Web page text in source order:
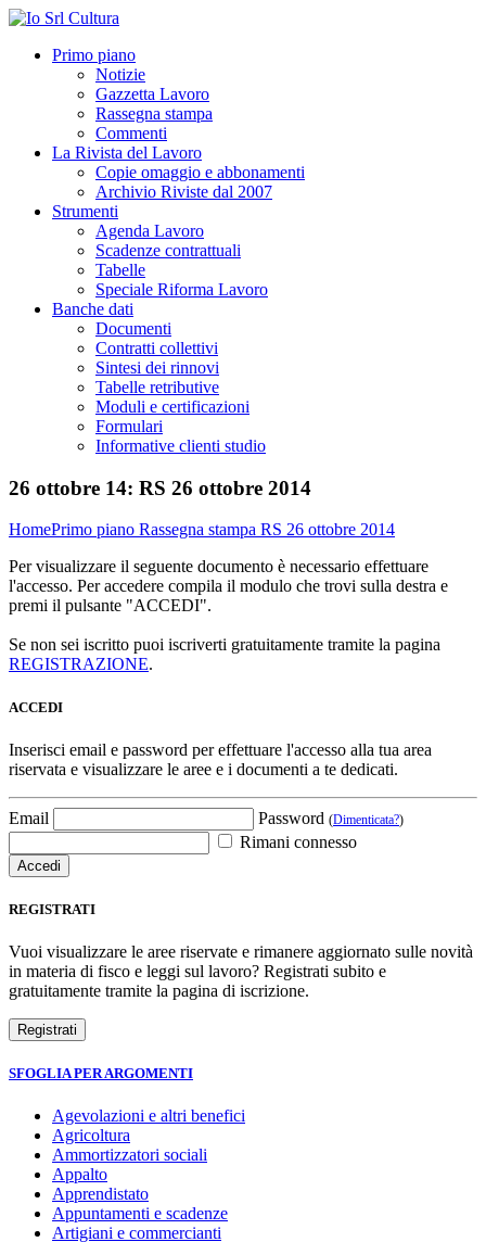
Primo piano
Notizie
Gazzetta Lavoro
Rassegna stampa
Commenti
La Rivista del Lavoro
Copie omaggio e abbonamenti
Archivio Riviste dal 2007
Strumenti
Agenda Lavoro
Scadenze contrattuali
Tabelle
Speciale Riforma Lavoro
Banche dati
Documenti
Contratti collettivi
Sintesi dei rinnovi
Tabelle retributive
Moduli e certificazioni
Formulari
Informative clienti studio
26 ottobre 14: RS 26 ottobre 2014
HomePrimo piano Rassegna stampa RS 26 ottobre 2014
Per visualizzare il seguente documento è necessario effettuare
l'accesso. Per accedere compila il modulo che trovi sulla destra e
premi il pulsante "ACCEDI".
Se non sei iscritto puoi iscriverti gratuitamente tramite la pagina
REGISTRAZIONE.
ACCEDI
Inserisci email e password per effettuare l'accesso alla tua area
riservata e visualizzare le aree e i documenti a te dedicati.
Email Password (Dimenticata?)
Rimani connesso
REGISTRATI
Vuoi visualizzare le aree riservate e rimanere aggiornato sulle novità
in materia di fisco e leggi sul lavoro? Registrati subito e
gratuitamente tramite la pagina di iscrizione.
SFOGLIA PER ARGOMENTI
Agevolazioni e altri benefici
Agricoltura
Ammortizzatori sociali
Appalto
Apprendistato
Appuntamenti e scadenze
Artigiani e commercianti